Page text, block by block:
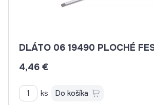
DLÁTO 06 19490 PLOCHÉ
4,46 €
ks Do košíka